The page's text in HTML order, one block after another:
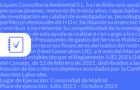
Liquen Consultoría Ambiental S.L. ha recibido una
personas jóvenes, menores de treinta años,
de investigación en calidad de investigadoras,
perfiles profesionales de I+D+i, facilitando su
contribuir a incrementar la competitividad de la
financiación de esta ayuda se realizará con cargo a los
dotados en el Presupuesto de gastos del Servicio
el marco de los recursos financieros derivados del
Recuperación (Next Generation UE), a través del
Resiliencia establecido por el Reglamento (UE) 2021/
del Consejo, de 12 de febrero de 2021, distribuidos a
función de los criterios objetivos acordados por la
Asuntos Laborales.
Lugar de Ejecución: Comunidad de Madrid
Plazo de ejecución: Julio 2023 – Octubre 2025